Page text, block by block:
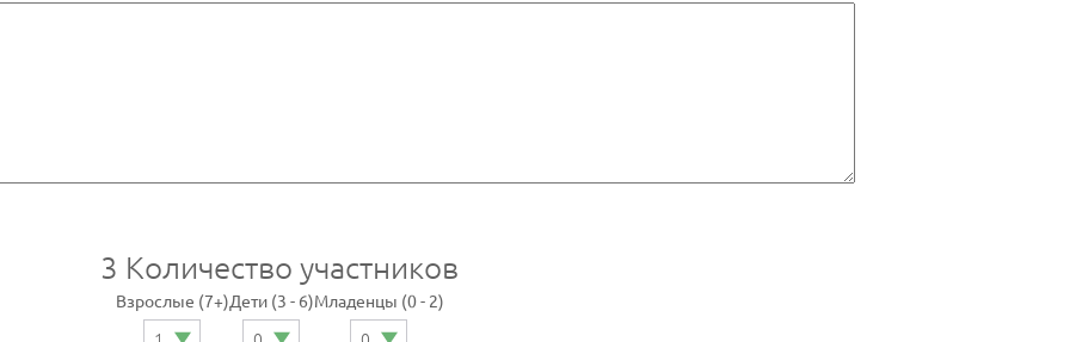
3 Количество участников
Взрослые (7+)Дети (3 - 6)Младенцы (0 - 2)